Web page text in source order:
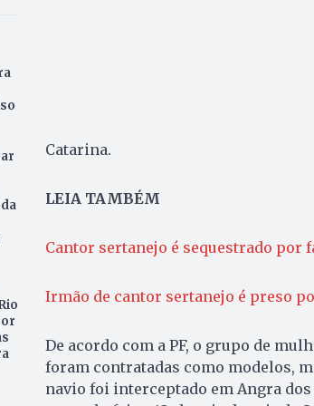
Catarina.
LEIA TAMBÉM
Cantor sertanejo é sequestrado por
Irmão de cantor sertanejo é preso
De acordo com a PF, o grupo de
foram contratadas como modelos,
navio foi interceptado em Angra